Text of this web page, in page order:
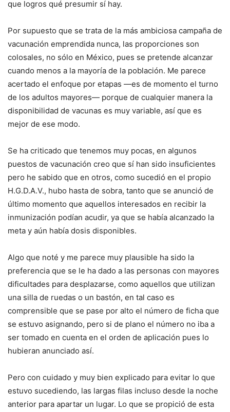
que logros qué presumir sí hay.
Por supuesto que se trata de la más ambiciosa campaña de
vacunación emprendida nunca, las proporciones son
colosales, no sólo en México, pues se pretende alcanzar
cuando menos a la mayoría de la población. Me parece
acertado el enfoque por etapas —es de momento el turno
de los adultos mayores— porque de cualquier manera la
disponibilidad de vacunas es muy variable, así que es
mejor de ese modo.
Se ha criticado que tenemos muy pocas, en algunos
puestos de vacunación creo que sí han sido insuficientes
pero he sabido que en otros, como sucedió en el propio
H.G.D.A.V., hubo hasta de sobra, tanto que se anunció de
último momento que aquellos interesados en recibir la
inmunización podían acudir, ya que se había alcanzado la
meta y aún había dosis disponibles.
Algo que noté y me parece muy plausible ha sido la
preferencia que se le ha dado a las personas con mayores
dificultades para desplazarse, como aquellos que utilizan
una silla de ruedas o un bastón, en tal caso es
comprensible que se pase por alto el número de ficha que
se estuvo asignando, pero si de plano el número no iba a
ser tomado en cuenta en el orden de aplicación pues lo
hubieran anunciado así.
Pero con cuidado y muy bien explicado para evitar lo que
estuvo sucediendo, las largas filas incluso desde la noche
anterior para apartar un lugar. Lo que se propició de esta